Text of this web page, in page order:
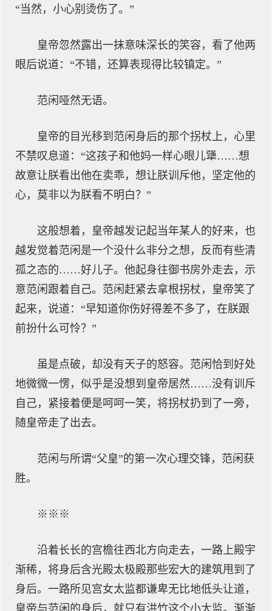
“当然，小心别烫伤了。”
皇帝忽然露出一抹意味深长的笑容，看了他两
眼后说道：“不错，还算表现得比较镇定。”
范闲哑然无语。
皇帝的目光移到范闲身后的那个拐杖上，心里
不禁叹息道：“这孩子和他妈一样心眼儿犟……想
故意让朕看出他在卖乖，想让朕训斥他，坚定他的
心，莫非以为朕看不明白？”
这般想着，皇帝越发记起当年某人的好来，也
越发觉着范闲是一个没什么非分之想，反而有些清
孤之态的……好儿子。他起身往御书房外走去，示
意范闲跟着自己。范闲赶紧去拿根拐杖，皇帝笑了
起来，说道：“早知道你伤好得差不多了，在朕跟
前扮什么可怜？”
虽是点破，却没有天子的怒容。范闲恰到好处
地微微一愣，似乎是没想到皇帝居然……没有训斥
自己，紧接着便是呵呵一笑，将拐杖扔到了一旁，
随皇帝走了出去。
范闲与所谓“父皇”的第一次心理交锋，范闲获
胜。
※※※
沿着长长的宫檐往西北方向走去，一路上殿宇
渐稀，将身后含光殿太极殿那些宏大的建筑甩到了
身后。一路所见宫女太监都谦卑无比地低头让道，
皇帝与范闲的身后，就只有洪竹这个小太监。渐渐